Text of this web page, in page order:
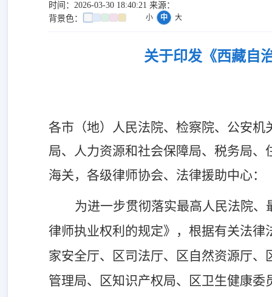
时间：2026-03-30 18:40:21 来源：
背景色：
小 中 大
关于印发《西藏自
各市（地）人民法院、检察院、公安
局、人力资源和社会保障局、税务局、
海关，各级律师协会、法律援助中心：
为进一步贯彻落实最高人民法院
律师执业权利的规定》，根据有关法
家安全厅、区司法厅、区自然资源厅
管理局、区知识产权局、区卫生健康